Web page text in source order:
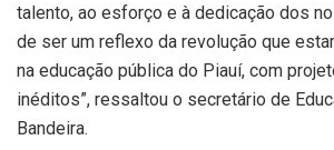
talento, ao esforço e à dedicação dos
de ser um reflexo da revolução que
na educação pública do Piauí, com
inéditos”, ressaltou o secretário de
Bandeira.